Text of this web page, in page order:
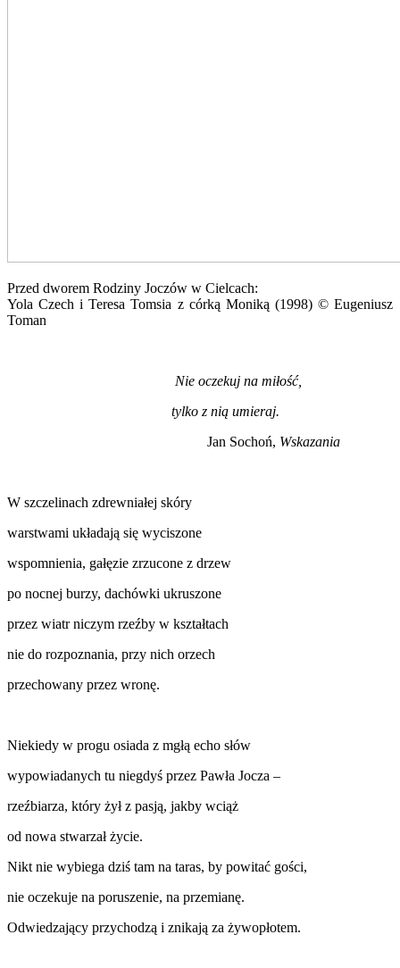
Przed dworem Rodziny Joczów w Cielcach:
Yola Czech i Teresa Tomsia z córką Moniką (1998) © Eugeniusz
Toman
Nie oczekuj na miłość,
tylko z nią umieraj.
Jan Sochoń, Wskazania
W szczelinach zdrewniałej skóry
warstwami układają się wyciszone
wspomnienia, gałęzie zrzucone z drzew
po nocnej burzy, dachówki ukruszone
przez wiatr niczym rzeźby w kształtach
nie do rozpoznania, przy nich orzech
przechowany przez wronę.
Niekiedy w progu osiada z mgłą echo słów
wypowiadanych tu niegdyś przez Pawła Jocza –
rzeźbiarza, który żył z pasją, jakby wciąż
od nowa stwarzał życie.
Nikt nie wybiega dziś tam na taras, by powitać gości,
nie oczekuje na poruszenie, na przemianę.
Odwiedzający przychodzą i znikają za żywopłotem.